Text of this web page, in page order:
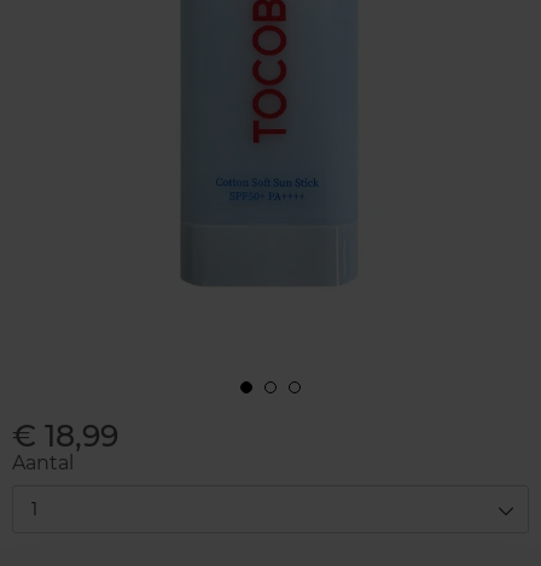
€ 18,99
Aantal
1